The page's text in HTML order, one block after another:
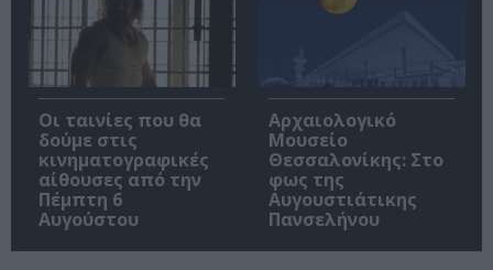
Οι ταινίες που θα
δούμε στις
κινηματογραφικές
αίθουσες από την
Πέμπτη 6
Αυγούστου
Αρχαιολογικό
Μουσείο
Θεσσαλονίκης: Στο
φως της
Αυγουστιάτικης
Πανσελήνου